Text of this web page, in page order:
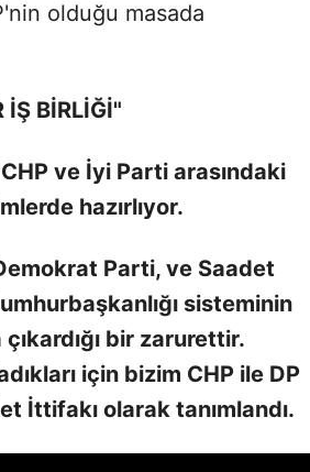
olduğu masada
İŞ BİRLİĞİ"
ve İyi Parti arasındaki
hazırlıyor.
Parti, ve Saadet
sisteminin
bir zarurettir.
için bizim CHP ile DP
İttifakı olarak tanımlandı.